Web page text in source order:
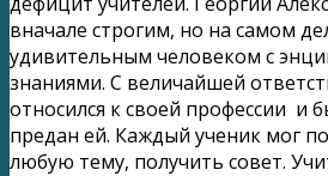
вначале строгим, но на самом
удивительным человеком с
знаниями. С величайшей
относился к своей профессии и
предан ей. Каждый ученик мог
любую тему, получить совет.